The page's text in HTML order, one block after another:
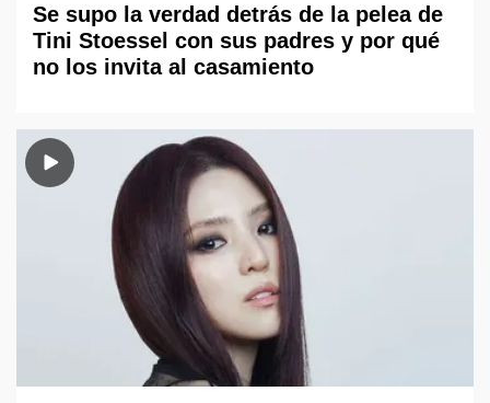
Se supo la verdad detrás de la pelea de
Tini Stoessel con sus padres y por qué
no los invita al casamiento